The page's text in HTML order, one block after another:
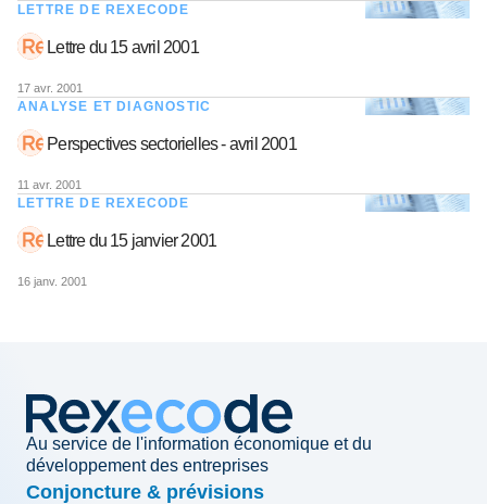
LETTRE DE REXECODE
Lettre du 15 avril 2001
17 avr. 2001
ANALYSE ET DIAGNOSTIC
Perspectives sectorielles - avril 2001
11 avr. 2001
LETTRE DE REXECODE
Lettre du 15 janvier 2001
16 janv. 2001
Au service de l'information économique et du
développement des entreprises
Conjoncture & prévisions